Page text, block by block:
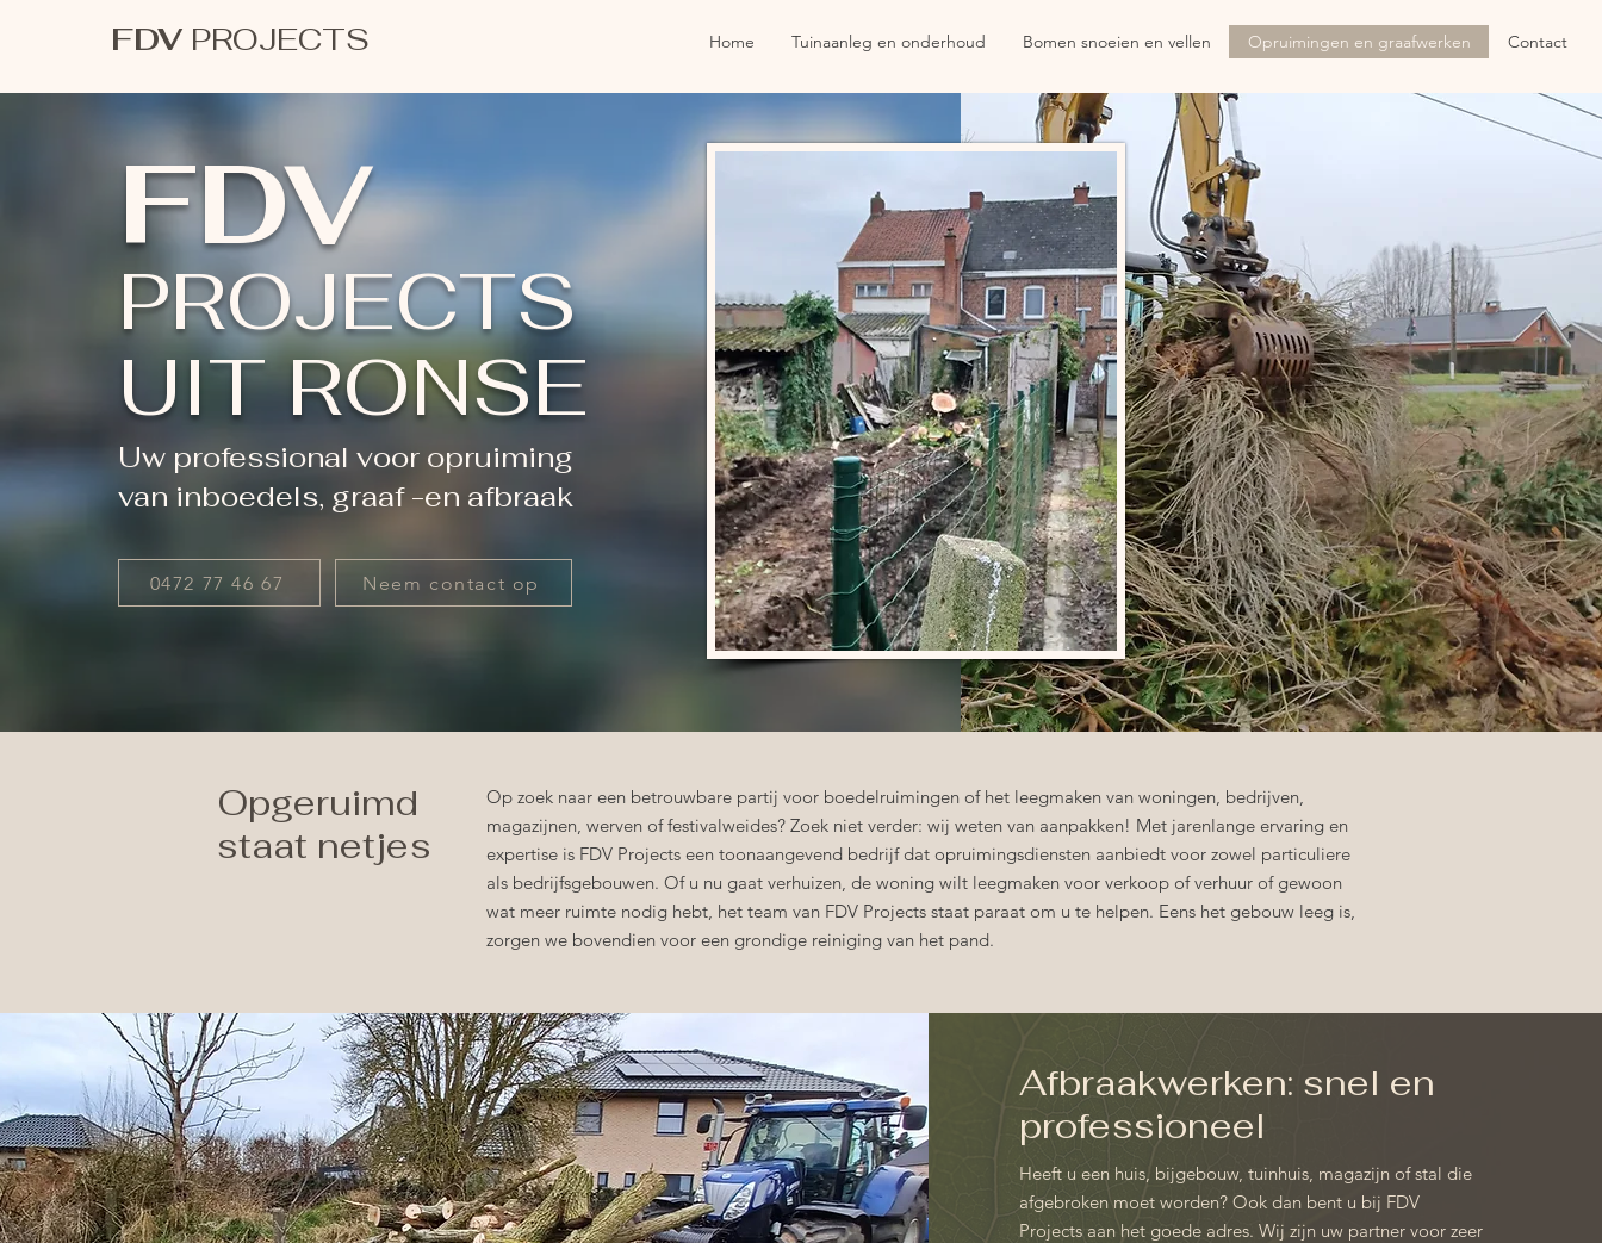
FDV PROJECTS Home Tuinaanleg en onderhoud Bomen snoeien en vellen Opruimingen en graafwerken Contact
FDV
PROJECTS
UIT RONSE
Uw professional voor opruiming
van inboedels, graaf -en afbraak
0472 77 46 67 Neem contact op
Opgeruimd
staat netjes
Op zoek naar een betrouwbare partij voor boedelruimingen of het leegmaken van woningen, bedrijven,
magazijnen, werven of festivalweides? Zoek niet verder: wij weten van aanpakken! Met jarenlange ervaring en
expertise is FDV Projects een toonaangevend bedrijf dat opruimingsdiensten aanbiedt voor zowel particuliere
als bedrijfsgebouwen. Of u nu gaat verhuizen, de woning wilt leegmaken voor verkoop of verhuur of gewoon
wat meer ruimte nodig hebt, het team van FDV Projects staat paraat om u te helpen. Eens het gebouw leeg is,
zorgen we bovendien voor een grondige reiniging van het pand.
Afbraakwerken: snel en
professioneel
Heeft u een huis, bijgebouw, tuinhuis, magazijn of stal die
afgebroken moet worden? Ook dan bent u bij FDV
Projects aan het goede adres. Wij zijn uw partner voor zeer